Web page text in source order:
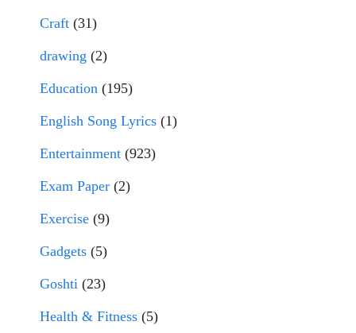
Craft (31)
drawing (2)
Education (195)
English Song Lyrics (1)
Entertainment (923)
Exam Paper (2)
Exercise (9)
Gadgets (5)
Goshti (23)
Health & Fitness (5)